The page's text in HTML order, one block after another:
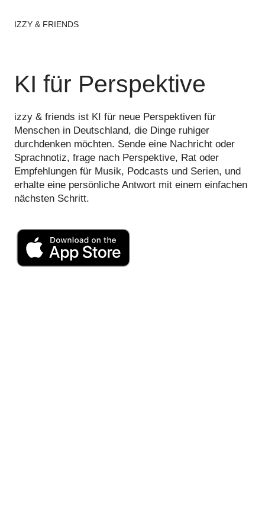
IZZY & FRIENDS
KI für Perspektive
izzy & friends ist KI für neue Perspektiven für
Menschen in Deutschland, die Dinge ruhiger
durchdenken möchten. Sende eine Nachricht oder
Sprachnotiz, frage nach Perspektive, Rat oder
Empfehlungen für Musik, Podcasts und Serien, und
erhalte eine persönliche Antwort mit einem einfachen
nächsten Schritt.